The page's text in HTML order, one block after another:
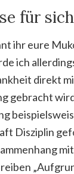
für
ihr eure
ich
direkt
gebracht
Disziplin